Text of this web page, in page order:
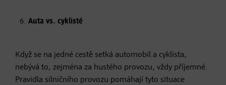
Auta vs. cyklisté
Když se na jedné cestě setká automobil a cyklista,
nebývá to, zejména za hustého provozu, vždy příjemné.
Pravidla silničního provozu pomáhají tyto situace